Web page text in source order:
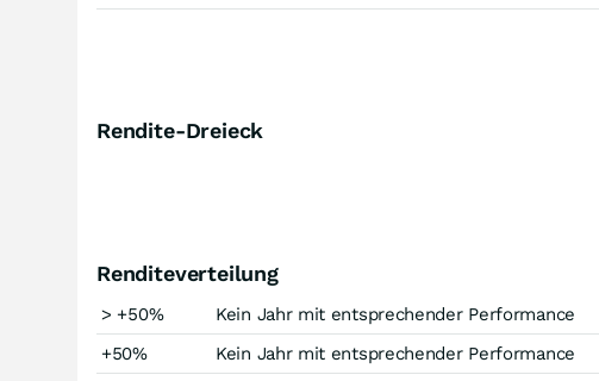
Rendite-Dreieck
Renditeverteilung
> +50%
Kein Jahr mit entsprechender Performance
+50%
Kein Jahr mit entsprechender Performance